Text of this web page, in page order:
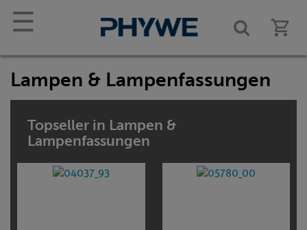
☰
Lampen & Lampenfassungen
Topseller in Lampen &
Lampenfassungen